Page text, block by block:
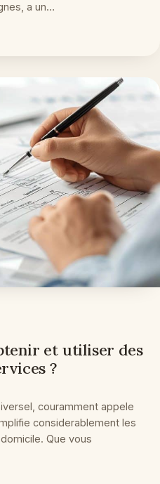
a un…
et utiliser des
?
couramment appele
considerablement les
Que vous